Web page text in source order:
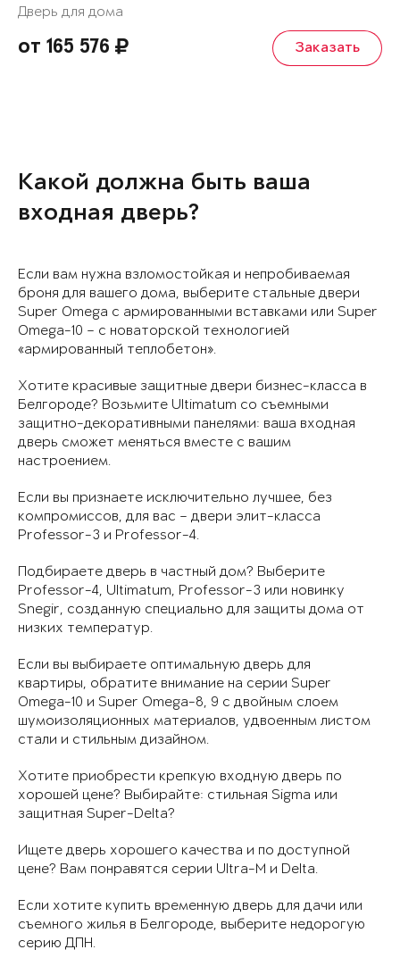
Дверь для дома
от 165 576 Заказать
Какой должна быть ваша
входная дверь?
Если вам нужна взломостойкая и непробиваемая
броня для вашего дома, выберите стальные двери
Super Omega с армированными вставками или Super
Omega-10 – с новаторской технологией
«армированный теплобетон».
Хотите красивые защитные двери бизнес-класса в
Белгороде? Возьмите Ultimatum со съемными
защитно-декоративными панелями: ваша входная
дверь сможет меняться вместе с вашим
настроением.
Если вы признаете исключительно лучшее, без
компромиссов, для вас – двери элит-класса
Professor-3 и Professor-4.
Подбираете дверь в частный дом? Выберите
Professor-4, Ultimatum, Professor-3 или новинку
Snegir, созданную специально для защиты дома от
низких температур.
Если вы выбираете оптимальную дверь для
квартиры, обратите внимание на серии Super
Omega-10 и Super Omega-8, 9 с двойным слоем
шумоизоляционных материалов, удвоенным листом
стали и стильным дизайном.
Хотите приобрести крепкую входную дверь по
хорошей цене? Выбирайте: стильная Sigma или
защитная Super-Delta?
Ищете дверь хорошего качества и по доступной
цене? Вам понравятся серии Ultra-M и Delta.
Если хотите купить временную дверь для дачи или
съемного жилья в Белгороде, выберите недорогую
серию ДПН.